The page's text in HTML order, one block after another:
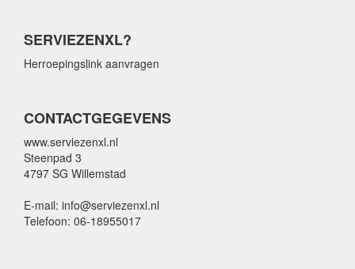
SERVIEZENXL?
Herroepingslink aanvragen
CONTACTGEGEVENS
www.serviezenxl.nl
Steenpad 3
4797 SG Willemstad
E-mail: info@serviezenxl.nl
Telefoon: 06-18955017